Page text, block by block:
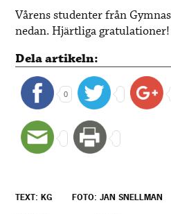
Vårens studenter från
nedan. Hjärtliga gratulationer!
Dela artikeln:
0
TEXT: KG FOTO: JAN SNELLMAN